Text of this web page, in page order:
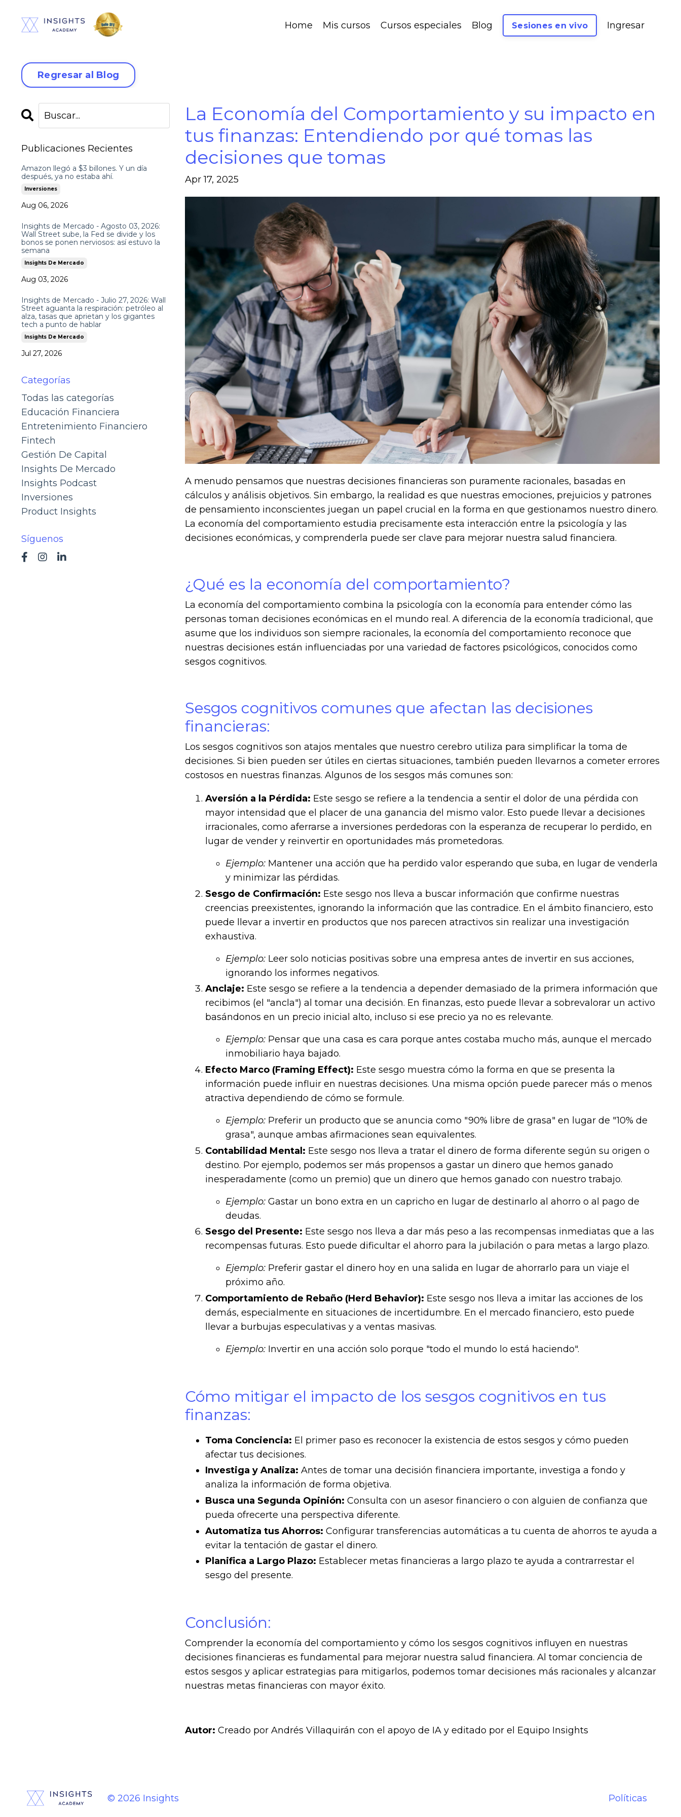
Home Mis cursos Cursos especiales Blog Sesiones en vivo Ingresar
Regresar al Blog
La Economía del Comportamiento y su impacto en
tus finanzas: Entendiendo por qué tomas las
decisiones que tomas
Apr 17, 2025
A menudo pensamos que nuestras decisiones financieras son puramente racionales, basadas en
cálculos y análisis objetivos. Sin embargo, la realidad es que nuestras emociones, prejuicios y patrones
de pensamiento inconscientes juegan un papel crucial en la forma en que gestionamos nuestro dinero.
La economía del comportamiento estudia precisamente esta interacción entre la psicología y las
decisiones económicas, y comprenderla puede ser clave para mejorar nuestra salud financiera.
¿Qué es la economía del comportamiento?
La economía del comportamiento combina la psicología con la economía para entender cómo las
personas toman decisiones económicas en el mundo real. A diferencia de la economía tradicional, que
asume que los individuos son siempre racionales, la economía del comportamiento reconoce que
nuestras decisiones están influenciadas por una variedad de factores psicológicos, conocidos como
sesgos cognitivos.
Sesgos cognitivos comunes que afectan las decisiones
financieras:
Los sesgos cognitivos son atajos mentales que nuestro cerebro utiliza para simplificar la toma de
decisiones. Si bien pueden ser útiles en ciertas situaciones, también pueden llevarnos a cometer errores
costosos en nuestras finanzas. Algunos de los sesgos más comunes son:
Aversión a la Pérdida: Este sesgo se refiere a la tendencia a sentir el dolor de una pérdida con
mayor intensidad que el placer de una ganancia del mismo valor. Esto puede llevar a decisiones
irracionales, como aferrarse a inversiones perdedoras con la esperanza de recuperar lo perdido, en
lugar de vender y reinvertir en oportunidades más prometedoras.
Ejemplo:Mantener una acción que ha perdido valor esperando que suba, en lugar de venderla
y minimizar las pérdidas.
Sesgo de Confirmación: Este sesgo nos lleva a buscar información que confirme nuestras
creencias preexistentes, ignorando la información que las contradice. En el ámbito financiero, esto
puede llevar a invertir en productos que nos parecen atractivos sin realizar una investigación
exhaustiva.
Ejemplo:Leer solo noticias positivas sobre una empresa antes de invertir en sus acciones,
ignorando los informes negativos.
Anclaje: Este sesgo se refiere a la tendencia a depender demasiado de la primera información que
recibimos (el "ancla") al tomar una decisión. En finanzas, esto puede llevar a sobrevalorar un activo
basándonos en un precio inicial alto, incluso si ese precio ya no es relevante.
Ejemplo:Pensar que una casa es cara porque antes costaba mucho más, aunque el mercado
inmobiliario haya bajado.
Efecto Marco (Framing Effect): Este sesgo muestra cómo la forma en que se presenta la
información puede influir en nuestras decisiones. Una misma opción puede parecer más o menos
atractiva dependiendo de cómo se formule.
Ejemplo:Preferir un producto que se anuncia como "90% libre de grasa" en lugar de "10% de
grasa", aunque ambas afirmaciones sean equivalentes.
Contabilidad Mental: Este sesgo nos lleva a tratar el dinero de forma diferente según su origen o
destino. Por ejemplo, podemos ser más propensos a gastar un dinero que hemos ganado
inesperadamente (como un premio) que un dinero que hemos ganado con nuestro trabajo.
Ejemplo:Gastar un bono extra en un capricho en lugar de destinarlo al ahorro o al pago de
deudas.
Sesgo del Presente: Este sesgo nos lleva a dar más peso a las recompensas inmediatas que a las
recompensas futuras. Esto puede dificultar el ahorro para la jubilación o para metas a largo plazo.
Ejemplo:Preferir gastar el dinero hoy en una salida en lugar de ahorrarlo para un viaje el
próximo año.
Comportamiento de Rebaño (Herd Behavior): Este sesgo nos lleva a imitar las acciones de los
demás, especialmente en situaciones de incertidumbre. En el mercado financiero, esto puede
llevar a burbujas especulativas y a ventas masivas.
Ejemplo:Invertir en una acción solo porque "todo el mundo lo está haciendo".
Cómo mitigar el impacto de los sesgos cognitivos en tus
finanzas:
Toma Conciencia: El primer paso es reconocer la existencia de estos sesgos y cómo pueden
afectar tus decisiones.
Investiga y Analiza: Antes de tomar una decisión financiera importante, investiga a fondo y
analiza la información de forma objetiva.
Busca una Segunda Opinión: Consulta con un asesor financiero o con alguien de confianza que
pueda ofrecerte una perspectiva diferente.
Automatiza tus Ahorros: Configurar transferencias automáticas a tu cuenta de ahorros te ayuda a
evitar la tentación de gastar el dinero.
Planifica a Largo Plazo: Establecer metas financieras a largo plazo te ayuda a contrarrestar el
sesgo del presente.
Conclusión:
Comprender la economía del comportamiento y cómo los sesgos cognitivos influyen en nuestras
decisiones financieras es fundamental para mejorar nuestra salud financiera. Al tomar conciencia de
estos sesgos y aplicar estrategias para mitigarlos, podemos tomar decisiones más racionales y alcanzar
nuestras metas financieras con mayor éxito.
Autor: Creado por Andrés Villaquirán con el apoyo de IA y editado por el Equipo Insights
Publicaciones Recientes
Amazon llegó a $3 billones. Y un día
después, ya no estaba ahí.
Inversiones
Aug 06, 2026
Insights de Mercado - Agosto 03, 2026:
Wall Street sube, la Fed se divide y los
bonos se ponen nerviosos: así estuvo la
semana
Insights De Mercado
Aug 03, 2026
Insights de Mercado - Julio 27, 2026: Wall
Street aguanta la respiración: petróleo al
alza, tasas que aprietan y los gigantes
tech a punto de hablar
Insights De Mercado
Jul 27, 2026
Categorías
Todas las categorías
Educación Financiera
Entretenimiento Financiero
Fintech
Gestión De Capital
Insights De Mercado
Insights Podcast
Inversiones
Product Insights
Síguenos
© 2026 Insights Políticas